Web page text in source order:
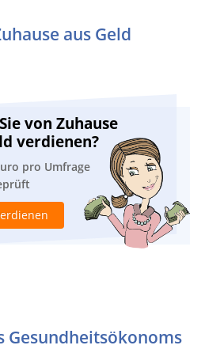
aus Geld
von Zuhause
verdienen?
pro Umfrage
Gesundheitsökonoms